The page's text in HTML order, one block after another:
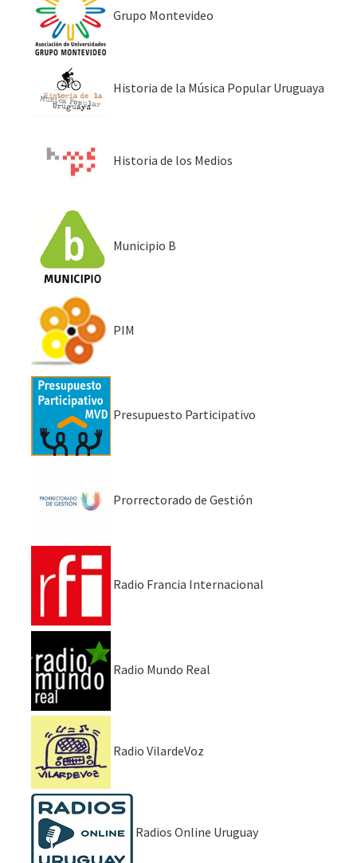
Grupo Montevideo
Historia de la Música Popular Uruguaya
Historia de los Medios
Municipio B
PIM
Presupuesto Participativo
Prorrectorado de Gestión
Radio Francia Internacional
Radio Mundo Real
Radio VilardeVoz
Radios Online Uruguay